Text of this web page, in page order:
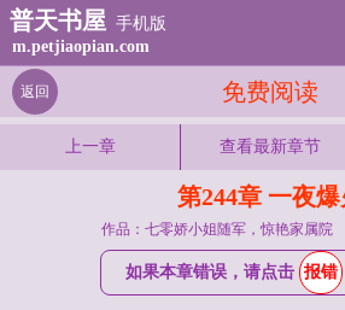
普天书屋 手机版
m.petjiaopian.com
免费阅读
返回
上一章 查看最新章节
第244章 一夜爆
作品：七零娇小姐随军，惊艳家属院
如果本章错误，请点击 报错